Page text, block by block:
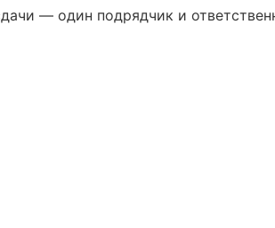
— один подрядчик и